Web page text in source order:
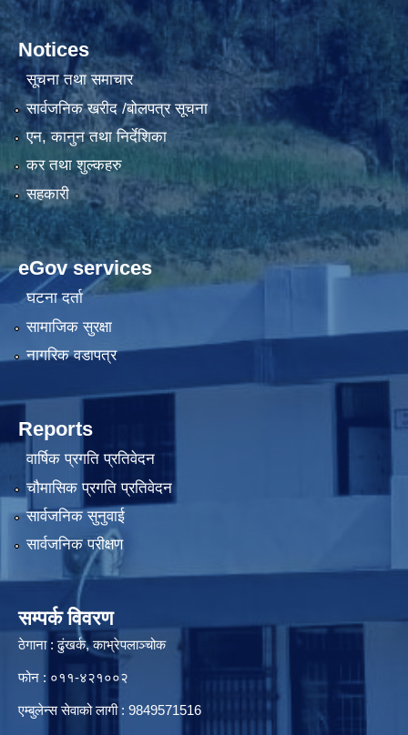
Notices
सूचना तथा समाचार
सार्वजनिक खरीद /बोलपत्र सूचना
एन, कानुन तथा निर्देशिका
कर तथा शुल्कहरु
सहकारी
eGov services
घटना दर्ता
सामाजिक सुरक्षा
नागरिक वडापत्र
Reports
वार्षिक प्रगति प्रतिवेदन
चौमासिक प्रगति प्रतिवेदन
सार्वजनिक सुनुवाई
सार्वजनिक परीक्षण
सम्पर्क विवरण
ठेगाना : ढुंखर्क, काभ्रेपलाञ्चोक
फोन : ०११-४२१००२
एम्बुलेन्स सेवाको लागी : 9849571516